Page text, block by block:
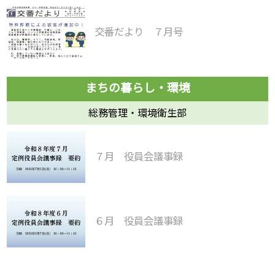
交番だより ７月号
総務管理・環境衛生部
７月 役員会議事録
６月 役員会議事録